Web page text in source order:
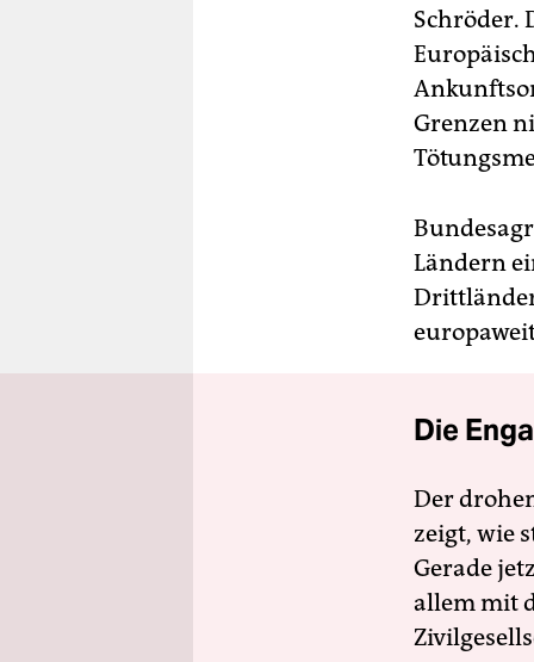
Schröder.
Grenzen
Ländern
Die
Der
zeigt, wie
Gerade
allem mit